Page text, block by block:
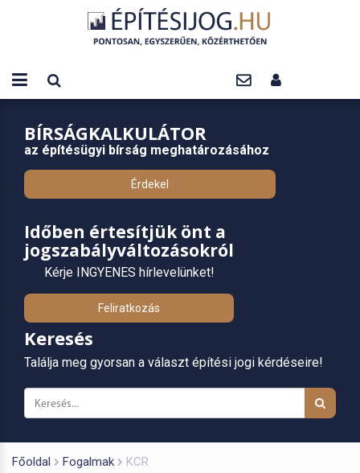
BÍRSÁGKALKULÁTOR
az építésügyi bírság meghatározásához
Érdekel
Időben értesítjük önt a
jogszabályváltozásokról
Kérje INGYENES hírlevelünket!
Feliratkozás
Keresés
Találja meg gyorsan a választ építési jogi kérdéseire!
Főoldal Fogalmak KCR